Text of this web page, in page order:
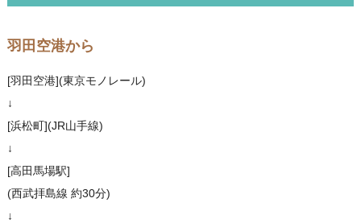
羽田空港から
[羽田空港](東京モノレール)
↓
[浜松町](JR山手線)
↓
[高田馬場駅]
(西武拝島線 約30分)
↓